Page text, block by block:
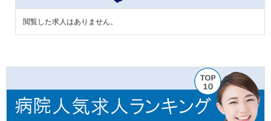
閲覧した求人はありません。